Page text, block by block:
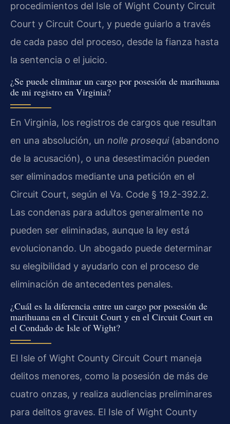
procedimientos del Isle of Wight County Circuit
Court y Circuit Court, y puede guiarlo a través
de cada paso del proceso, desde la fianza hasta
la sentencia o el juicio.
¿Se puede eliminar un cargo por posesión de marihuana
de mi registro en Virginia?
En Virginia, los registros de cargos que resultan
en una absolución, un nolle prosequi(abandono
de la acusación), o una desestimación pueden
ser eliminados mediante una petición en el
Circuit Court, según el Va. Code § 19.2-392.2.
Las condenas para adultos generalmente no
pueden ser eliminadas, aunque la ley está
evolucionando. Un abogado puede determinar
su elegibilidad y ayudarlo con el proceso de
eliminación de antecedentes penales.
¿Cuál es la diferencia entre un cargo por posesión de
marihuana en el Circuit Court y en el Circuit Court en
el Condado de Isle of Wight?
El Isle of Wight County Circuit Court maneja
delitos menores, como la posesión de más de
cuatro onzas, y realiza audiencias preliminares
para delitos graves. El Isle of Wight County